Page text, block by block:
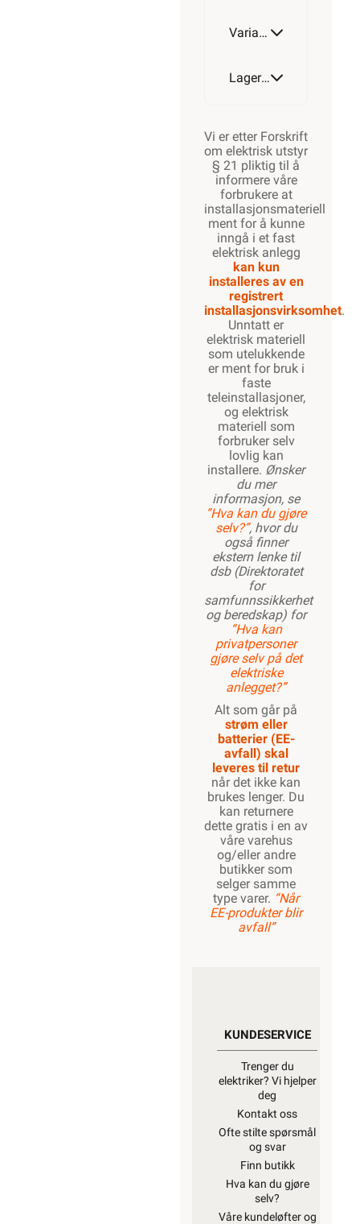
Varianter av artikkel
Lagerstatus
Vi er etter Forskrift
om elektrisk utstyr
§ 21 pliktig til å
informere våre
forbrukere at
installasjonsmateriell
ment for å kunne
inngå i et fast
elektrisk anlegg
kan kun
installeres av en
registrert
installasjonsvirksomhet.
Unntatt er
elektrisk materiell
som utelukkende
er ment for bruk i
faste
teleinstallasjoner,
og elektrisk
materiell som
forbruker selv
lovlig kan
installere. Ønsker
du mer
informasjon, se
”Hva kan du gjøre
selv?”, hvor du
også finner
ekstern lenke til
dsb (Direktoratet
for
samfunnssikkerhet
og beredskap) for
“Hva kan
privatpersoner
gjøre selv på det
elektriske
anlegget?”
Alt som går på
strøm eller
batterier (EE-
avfall) skal
leveres til retur
når det ikke kan
brukes lenger. Du
kan returnere
dette gratis i en av
våre varehus
og/eller andre
butikker som
selger samme
type varer. “Når
EE-produkter blir
avfall”
KUNDESERVICE
Trenger du
elektriker? Vi hjelper
deg
Kontakt oss
Ofte stilte spørsmål
og svar
Finn butikk
Hva kan du gjøre
selv?
Våre kundeløfter og